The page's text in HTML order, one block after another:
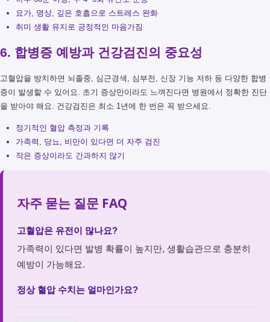
요가, 명상, 깊은 호흡으로 스트레스 완화
취미 생활 유지로 긍정적인 마음가짐
6. 합병증 예방과 건강검진의 중요성
고혈압을 방치하면 뇌졸중, 심근경색, 심부전, 신장 기능 저하 등 다양한 합병
증이 발생할 수 있어요. 초기 증상만이라도 느껴진다면 병원에서 정확한 진단
을 받아야 해요. 건강검진은 최소 1년에 한 번은 꼭 받으세요.
정기적인 혈압 측정과 기록
가족력, 당뇨, 비만이 있다면 더 자주 검진
작은 증상이라도 간과하지 않기
자주 묻는 질문 FAQ
고혈압은 유전이 많나요?
가족력이 있다면 발병 확률이 높지만, 생활습관으로 충분히
예방이 가능해요.
정상 혈압 수치는 얼마인가요?